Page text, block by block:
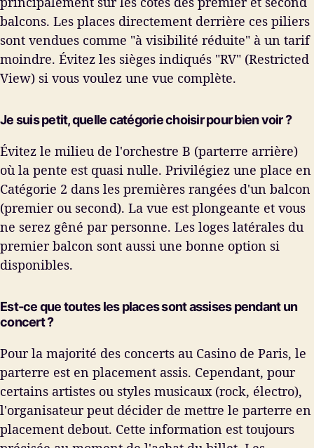
balcons. Les places directement derrière ces piliers
sont vendues comme "à visibilité réduite" à un tarif
moindre. Évitez les sièges indiqués "RV" (Restricted
View) si vous voulez une vue complète.
Je suis petit, quelle catégorie choisir pour bien voir ?
Évitez le milieu de l'orchestre B (parterre arrière)
où la pente est quasi nulle. Privilégiez une place en
Catégorie 2 dans les premières rangées d'un balcon
(premier ou second). La vue est plongeante et vous
ne serez gêné par personne. Les loges latérales du
premier balcon sont aussi une bonne option si
disponibles.
Est-ce que toutes les places sont assises pendant un
concert ?
Pour la majorité des concerts au Casino de Paris, le
parterre est en placement assis. Cependant, pour
certains artistes ou styles musicaux (rock, électro),
l'organisateur peut décider de mettre le parterre en
placement debout. Cette information est toujours